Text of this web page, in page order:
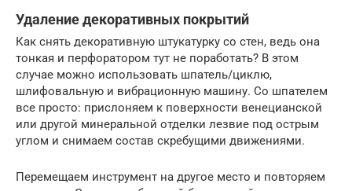
Удаление декоративных покрытий
Как снять декоративную штукатурку со стен, ведь она
тонкая и перфоратором тут не поработать? В этом
случае можно использовать шпатель/циклю,
шлифовальную и вибрационную машину. Со шпателем
все просто: прислоняем к поверхности венецианской
или другой минеральной отделки лезвие под острым
углом и снимаем состав скребущими движениями.
Перемещаем инструмент на другое место и повторяем